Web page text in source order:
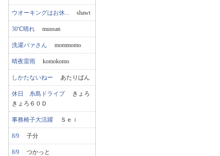
ウオーキングはお休... shawt
30℃晴れ muusan
洗濯バァさん mommomo
晴夜雷雨 komokomo
しかたないねー あたりばん
休日 糸島ドライブ きょろ
きょろ６０Ｄ
事務椅子大活躍 Ｓｅｉ
8/9 子分
8/9 つかっと